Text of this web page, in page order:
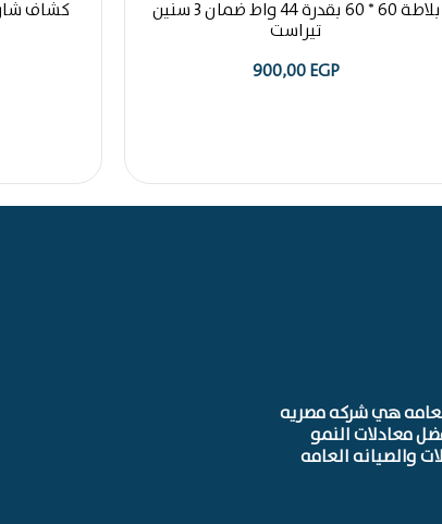
بلاطة 60 * 60 بقدرة 44 واط ضمان 3 سنين
تيراست
900,00EGP
هي شركه مصريه
معادلات النمو
والصيانه العامه